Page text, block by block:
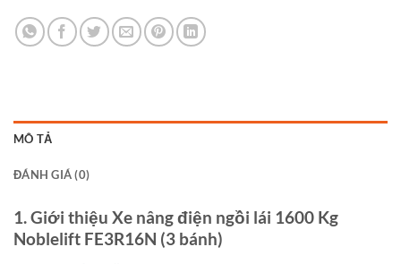
MÔ TẢ
ĐÁNH GIÁ (0)
1. Giới thiệu Xe nâng điện ngồi lái 1600 Kg
Noblelift FE3R16N (3 bánh)